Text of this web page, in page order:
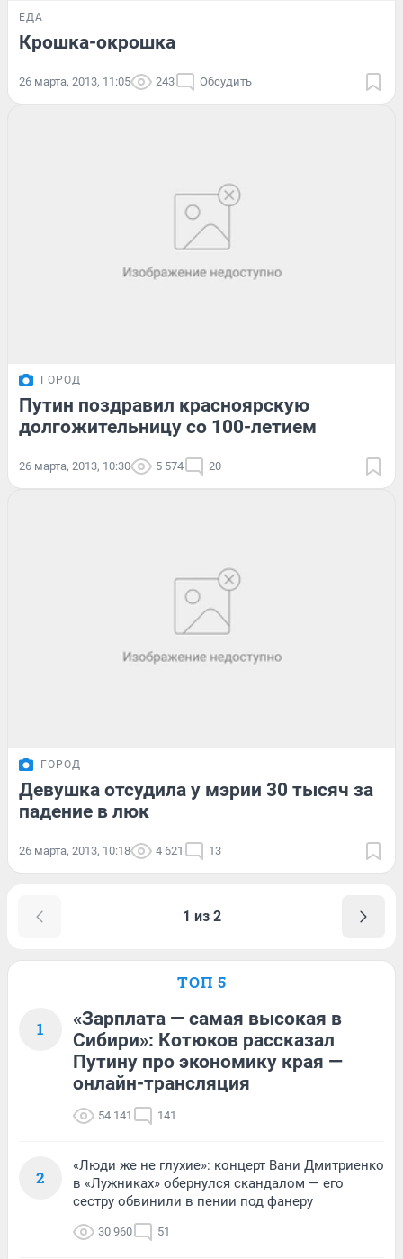
ЕДА
Крошка-окрошка
26 марта, 2013, 11:05 243 Обсудить
ГОРОД
Путин поздравил красноярскую
долгожительницу со 100-летием
26 марта, 2013, 10:30 5 574 20
ГОРОД
Девушка отсудила у мэрии 30 тысяч за
падение в люк
26 марта, 2013, 10:18 4 621 13
1 из 2
ТОП 5
1
«Зарплата — самая высокая в
Сибири»: Котюков рассказал
Путину про экономику края —
онлайн-трансляция
54 141 141
2
«Люди же не глухие»: концерт Вани Дмитриенко
в «Лужниках» обернулся скандалом — его
сестру обвинили в пении под фанеру
30 960 51